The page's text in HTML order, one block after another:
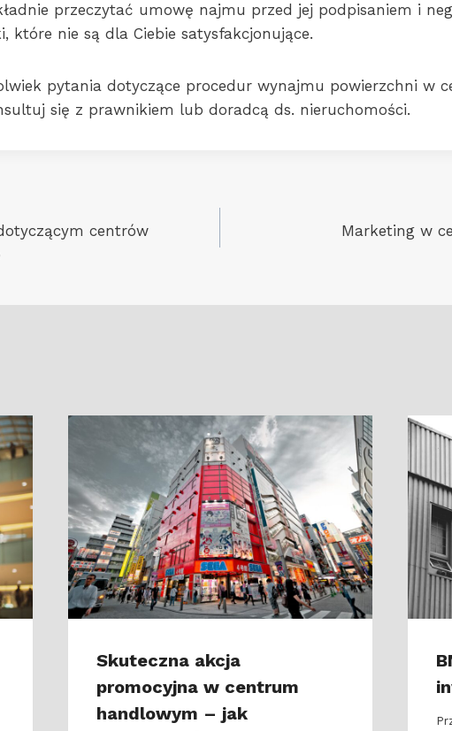
przeczytać umowę najmu przed jej podpisaniem i
które nie są dla Ciebie satysfakcjonujące.
pytania dotyczące procedur wynajmu powierzchni w
się z prawnikiem lub doradcą ds. nieruchomości.
centrów
Marketing w
Skuteczna akcja
promocyjna w centrum
handlowym – jak